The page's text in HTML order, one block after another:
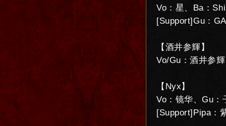
Vo：星、Ba：
[Support]Gu：
【酒井参輝】
Vo/Gu：酒井参
【Nyx】
Vo：镜华、Gu：
[Support]Pipa：